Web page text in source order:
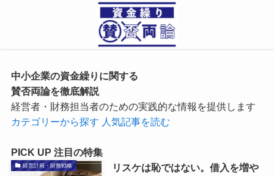
中小企業の資金繰り に関する
賛否両論を徹底解説
経営者・財務担当者のための実践的な情報を提供します
カテゴリーから探す 人気記事を読む
PICK UP 注目の特集
経営計画・財務戦略
リスケは恥ではない。借入を増や